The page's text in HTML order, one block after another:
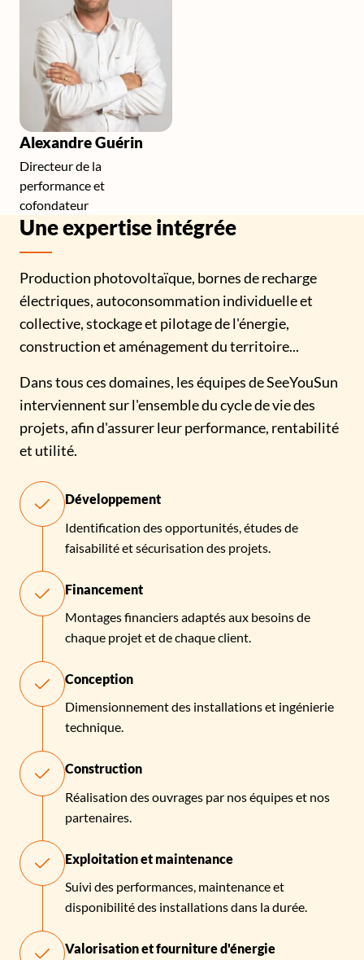
Alexandre Guérin
Directeur de la
performance et
cofondateur
Une expertise intégrée
Production photovoltaïque, bornes de recharge
électriques, autoconsommation individuelle et
collective, stockage et pilotage de l'énergie,
construction et aménagement du territoire...
Dans tous ces domaines, les équipes de SeeYouSun
interviennent sur l'ensemble du cycle de vie des
projets, afin d'assurer leur performance, rentabilité
et utilité.
Développement
Identification des opportunités, études de
faisabilité et sécurisation des projets.
Financement
Montages financiers adaptés aux besoins de
chaque projet et de chaque client.
Conception
Dimensionnement des installations et ingénierie
technique.
Construction
Réalisation des ouvrages par nos équipes et nos
partenaires.
Exploitation et maintenance
Suivi des performances, maintenance et
disponibilité des installations dans la durée.
Valorisation et fourniture d'énergie